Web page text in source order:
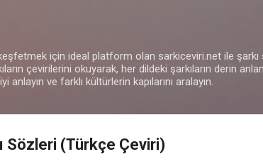
için ideal platform olan sarkiceviri.net ile
çevirilerini okuyarak, her dildeki şarkıların derin
ve farklı kültürlerin kapılarını aralayın.
Sözleri (Türkçe Çeviri)